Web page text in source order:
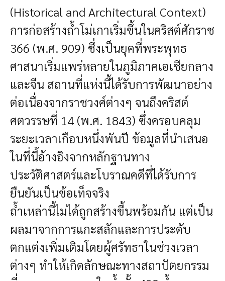
(Historical and Architectural Context)
การก่อสร้างถ้ำโม่เกาเริ่มขึ้นในคริสต์ศักราช
366 (พ.ศ. 909) ซึ่งเป็นยุคที่พระพุทธ
ศาสนาเริ่มแพร่หลายในภูมิภาคเอเชียกลาง
และจีน สถานที่แห่งนี้ได้รับการพัฒนาอย่าง
ต่อเนื่องจากราชวงศ์ต่างๆ จนถึงคริสต์
ศตวรรษที่ 14 (พ.ศ. 1843) ซึ่งครอบคลุม
ระยะเวลาเกือบหนึ่งพันปี ข้อมูลที่นำเสนอ
ในที่นี้อ้างอิงจากหลักฐานทาง
ประวัติศาสตร์และโบราณคดีที่ได้รับการ
ยืนยันเป็นข้อเท็จจริง
ถ้ำเหล่านี้ไม่ได้ถูกสร้างขึ้นพร้อมกัน แต่เป็น
ผลมาจากการแกะสลักและการประดับ
ตกแต่งเพิ่มเติมโดยผู้ศรัทธาในช่วงเวลา
ต่างๆ ทำให้เกิดลักษณะทางสถาปัตยกรรม